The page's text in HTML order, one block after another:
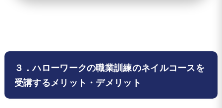
３．ハローワークの職業訓練のネイルコースを
受講するメリット・デメリット